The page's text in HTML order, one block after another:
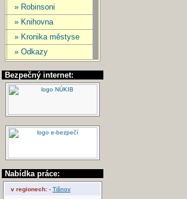
» Robinsoni
» Knihovna
» Kronika městyse
» Odkazy
Bezpečný internet:
Nabídka práce:
v regionech: - Tišnov